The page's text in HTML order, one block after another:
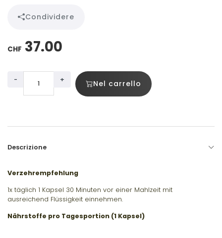
Condividere
CHF 37.00
- + Nel carrello
Descrizione
Verzehrempfehlung
1x täglich 1 Kapsel 30 Minuten vor einer Mahlzeit mit
ausreichend Flüssigkeit einnehmen.
Nährstoffe pro Tagesportion (1 Kapsel)